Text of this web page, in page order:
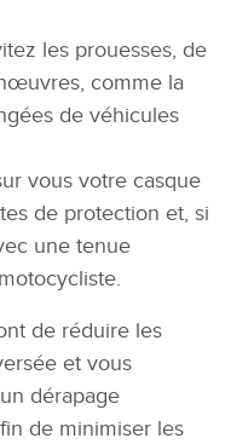
les prouesses, de
comme la
de véhicules
vous votre casque
de protection et, si
une tenue
de réduire les
et vous
dérapage
de minimiser les